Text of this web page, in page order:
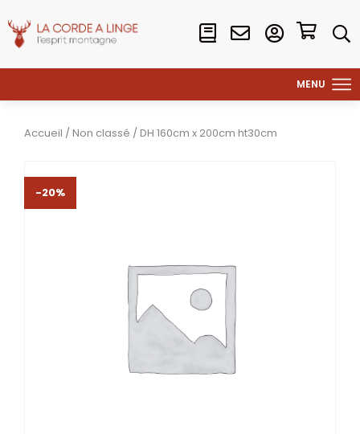
Accueil / Non classé / DH 160cm x 200cm ht30cm
-20%